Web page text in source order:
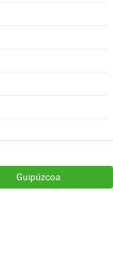
Guipúzcoa